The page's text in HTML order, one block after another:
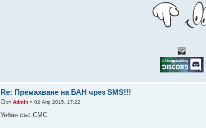
Re: Премахване на БАН чрез SMS!!!
отAdmin » 02 Апр 2015, 17:22
Унбан със СМС